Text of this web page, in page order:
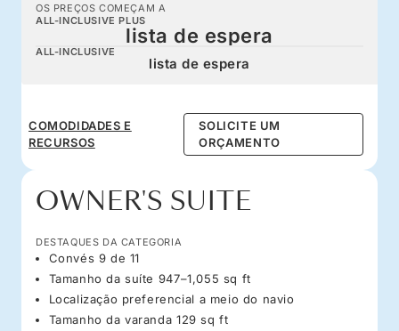
OS PREÇOS COMEÇAM A
ALL-INCLUSIVE PLUS
lista de espera
ALL-INCLUSIVE
lista de espera
COMODIDADES E
RECURSOS
SOLICITE UM
ORÇAMENTO
OWNER'S SUITE
DESTAQUES DA CATEGORIA
Convés 9 de 11
Tamanho da suíte 947–1,055 sq ft
Localização preferencial a meio do navio
Tamanho da varanda 129 sq ft